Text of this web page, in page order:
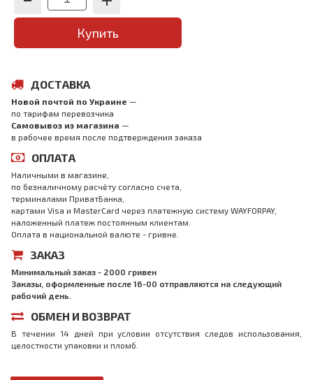
Купить
ДОСТАВКА
Новой почтой по Украине —
по тарифам перевозчика
Самовывоз из магазина —
в рабочее время после подтверждения заказа
ОПЛАТА
Наличными в магазине,
по безналичному расчёту согласно счета,
терминалами ПриватБанка,
картами Visa и MasterCard через платежную систему WAYFORPAY,
наложенный платеж постоянным клиентам.
Оплата в национальной валюте - гривне.
ЗАКАЗ
Минимальный заказ - 2000 гривен
Заказы, оформленные после 16-00 отправляются на следующий
рабочий день.
ОБМЕН И ВОЗВРАТ
В течении 14 дней при условии отсутствия следов использования,
целостности упаковки и пломб.